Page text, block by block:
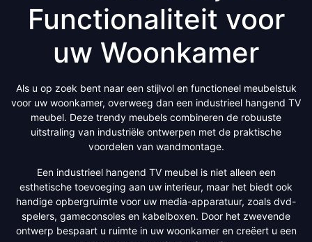
Functionaliteit voor
uw Woonkamer
Als u op zoek bent naar een stijlvol en functioneel meubelstuk
voor uw woonkamer, overweeg dan een industrieel hangend TV
meubel. Deze trendy meubels combineren de robuuste
uitstraling van industriële ontwerpen met de praktische
voordelen van wandmontage.
Een industrieel hangend TV meubel is niet alleen een
esthetische toevoeging aan uw interieur, maar het biedt ook
handige opbergruimte voor uw media-apparatuur, zoals dvd-
spelers, gameconsoles en kabelboxen. Door het zwevende
ontwerp bespaart u ruimte in uw woonkamer en creëert u een